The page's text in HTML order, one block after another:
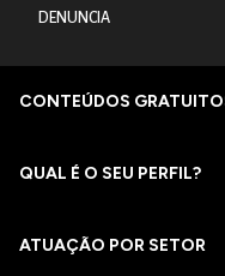
DENUNCIA
CONTEÚDOS
QUAL É O SEU PERFIL?
ATUAÇÃO POR SETOR